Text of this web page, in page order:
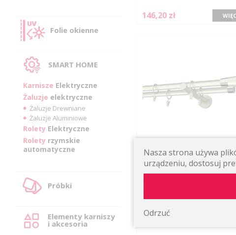
Folie okienne
SMART HOME
Karnisze Elektryczne
Żaluzje elektryczne
Żaluzje Drewniane
Żaluzje Aluminiowe
Rolety Elektryczne
Rolety rzymskie
automatyczne
Próbki
Elementy karniszy
i akcesoria
146,20 zł
KARNISZ METALOWY
19MM VALLEO SATYNA
Podwójny prosty ścienny
Nasza strona używa
urządzeniu, dostosuj
Odrzuć